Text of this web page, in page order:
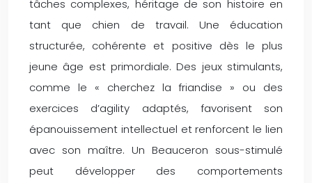
tâches complexes, héritage de son histoire en
tant que chien de travail. Une éducation
structurée, cohérente et positive dès le plus
jeune âge est primordiale. Des jeux stimulants,
comme le « cherchez la friandise » ou des
exercices d’agility adaptés, favorisent son
épanouissement intellectuel et renforcent le lien
avec son maître. Un Beauceron sous-stimulé
peut développer des comportements